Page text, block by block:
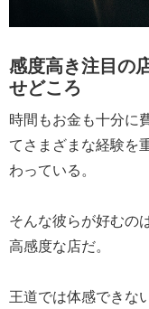
感度高き注目の
せどころ
時間もお金も十分に
てさまざまな経験を
わっている。
そんな彼らが好むの
高感度な店だ。
王道では体感できな